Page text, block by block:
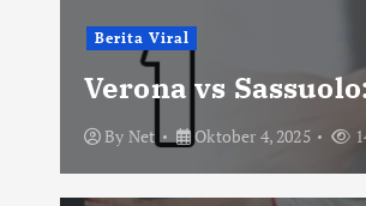
Berita Viral
Verona vs
By Net Oktober 4, 2025